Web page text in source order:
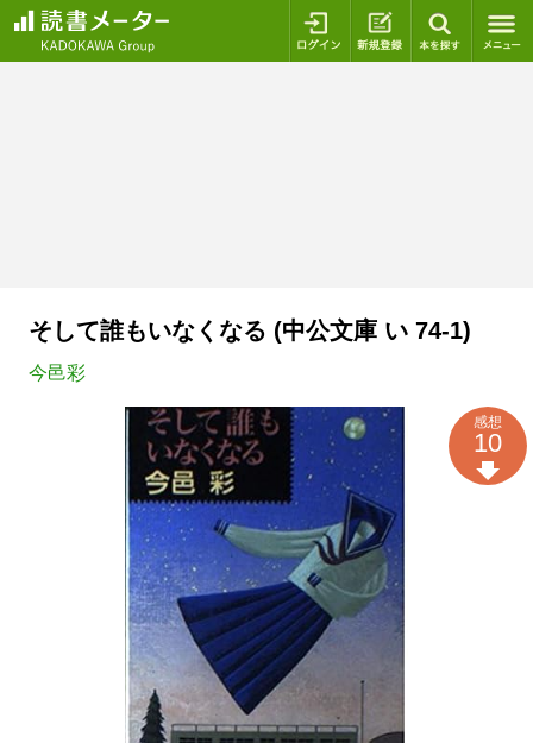
ログイン 新規登録
そして誰もいなくなる (中公文庫 い 74-1)
今邑彩
感想
10